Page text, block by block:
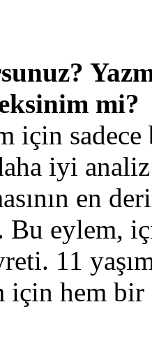
mi?
için
iyi
en
Bu eylem,
11
için hem